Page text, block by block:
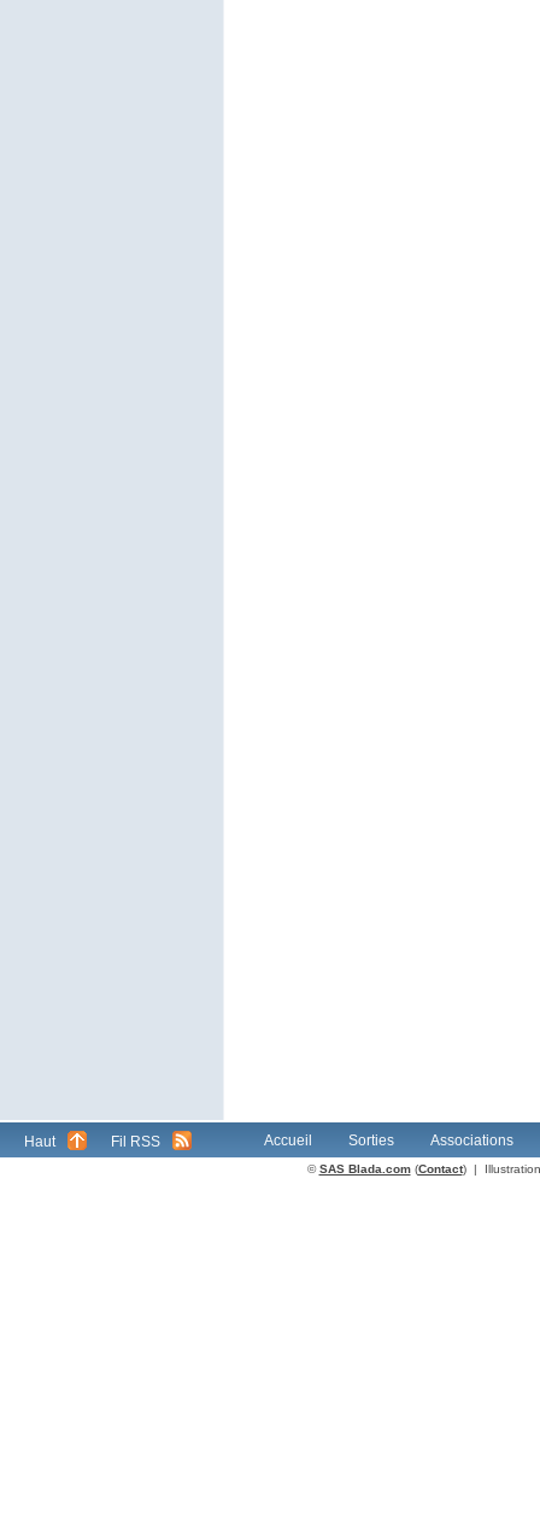
Haut Fil RSS Accueil Sorties Associations
©SAS Blada.com(Contact) |